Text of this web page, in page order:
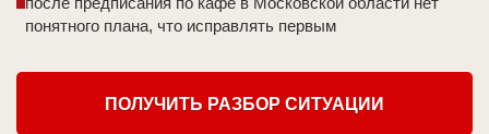
понятного плана, что исправлять первым
ПОЛУЧИТЬ РАЗБОР СИТУАЦИИ